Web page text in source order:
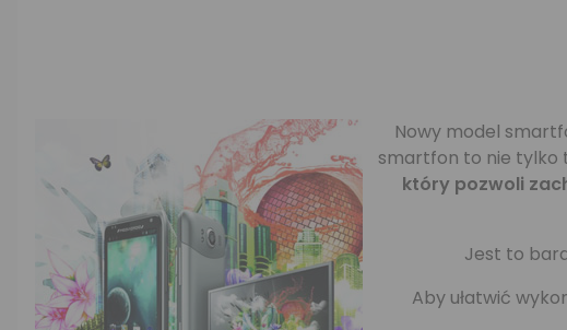
Nowy model
smartfon to nie tylko
który pozwoli
Jest to
Aby ułatwić